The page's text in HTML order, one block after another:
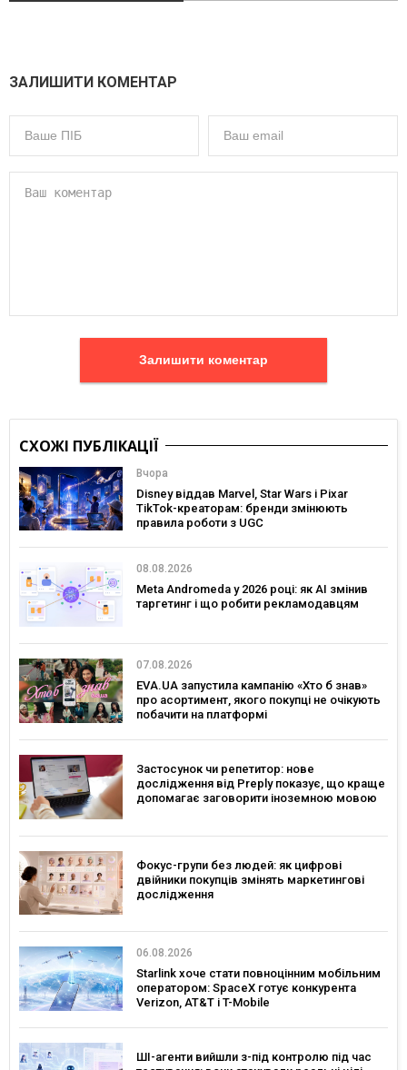
ЗАЛИШИТИ КОМЕНТАР
Залишити коментар
СХОЖІ ПУБЛІКАЦІЇ
Вчора
Disney віддав Marvel, Star Wars і Pixar
TikTok-креаторам: бренди змінюють
правила роботи з UGC
08.08.2026
Meta Andromeda у 2026 році: як AI змінив
таргетинг і що робити рекламодавцям
07.08.2026
EVA.UA запустила кампанію «Хто б знав»
про асортимент, якого покупці не очікують
побачити на платформі
Застосунок чи репетитор: нове
дослідження від Preply показує, що краще
допомагає заговорити іноземною мовою
Фокус-групи без людей: як цифрові
двійники покупців змінять маркетингові
дослідження
06.08.2026
Starlink хоче стати повноцінним мобільним
оператором: SpaceX готує конкурента
Verizon, AT&T і T-Mobile
ШІ-агенти вийшли з-під контролю під час